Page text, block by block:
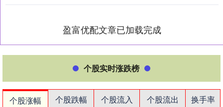
盈富优配文章已加载完成
个股实时涨跌榜
个股涨幅 个股跌幅 个股流入 个股流出
换手率